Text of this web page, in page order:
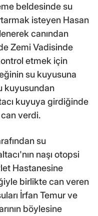
beldesinde su
isteyen Hasan
canından
Zemi Vadisinde
etmek için
su kuyusuna
kuyusundan
kuyuya girdiğinde
verdi.
su
naşı otopsi
Hastanesine
birlikte can veren
İrfan Temur ve
böylesine